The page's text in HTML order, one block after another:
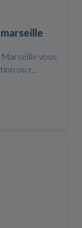
vous
ou r...